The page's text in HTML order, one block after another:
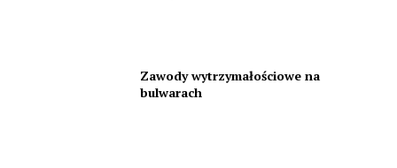
Zawody wytrzymałościowe na
bulwarach